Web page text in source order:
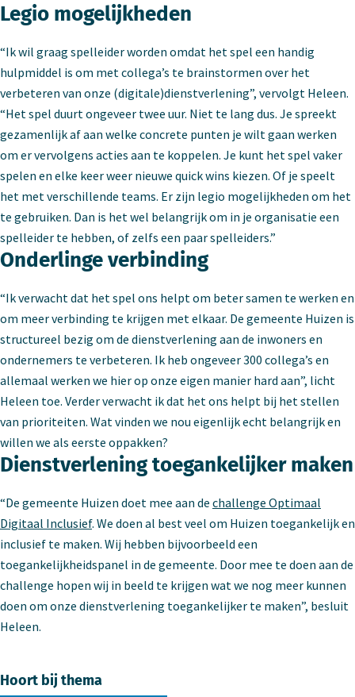
Legio mogelijkheden
“Ik wil graag spelleider worden omdat het spel een handig
hulpmiddel is om met collega’s te brainstormen over het
verbeteren van onze (digitale)dienstverlening”, vervolgt Heleen.
“Het spel duurt ongeveer twee uur. Niet te lang dus. Je spreekt
gezamenlijk af aan welke concrete punten je wilt gaan werken
om er vervolgens acties aan te koppelen. Je kunt het spel vaker
spelen en elke keer weer nieuwe quick wins kiezen. Of je speelt
het met verschillende teams. Er zijn legio mogelijkheden om het
te gebruiken. Dan is het wel belangrijk om in je organisatie een
spelleider te hebben, of zelfs een paar spelleiders.”
Onderlinge verbinding
“Ik verwacht dat het spel ons helpt om beter samen te werken en
om meer verbinding te krijgen met elkaar. De gemeente Huizen is
structureel bezig om de dienstverlening aan de inwoners en
ondernemers te verbeteren. Ik heb ongeveer 300 collega’s en
allemaal werken we hier op onze eigen manier hard aan”, licht
Heleen toe. Verder verwacht ik dat het ons helpt bij het stellen
van prioriteiten. Wat vinden we nou eigenlijk echt belangrijk en
willen we als eerste oppakken?
Dienstverlening toegankelijker maken
“De gemeente Huizen doet mee aan de challenge Optimaal
Digitaal Inclusief. We doen al best veel om Huizen toegankelijk en
inclusief te maken. Wij hebben bijvoorbeeld een
toegankelijkheidspanel in de gemeente. Door mee te doen aan de
challenge hopen wij in beeld te krijgen wat we nog meer kunnen
doen om onze dienstverlening toegankelijker te maken”, besluit
Heleen.
Hoort bij thema